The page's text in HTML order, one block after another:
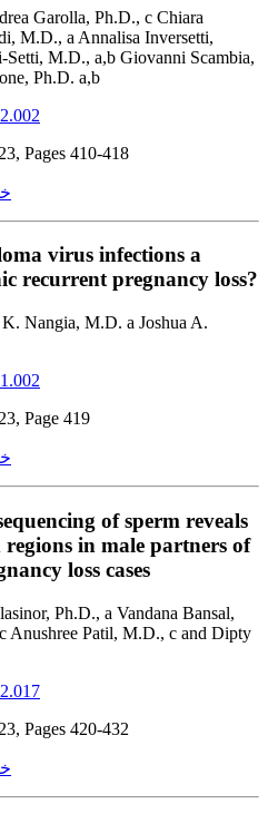
Garolla, Ph.D., c Chiara
M.D., a Annalisa Inversetti,
M.D., a,b Giovanni Scambia,
Ph.D. a,b
Pages 410-418
virus infections a
recurrent pregnancy loss?
Nangia, M.D. a Joshua A.
Page 419
of sperm reveals
in male partners of
loss cases
Ph.D., a Vandana Bansal,
Anushree Patil, M.D., c and Dipty
Pages 420-432